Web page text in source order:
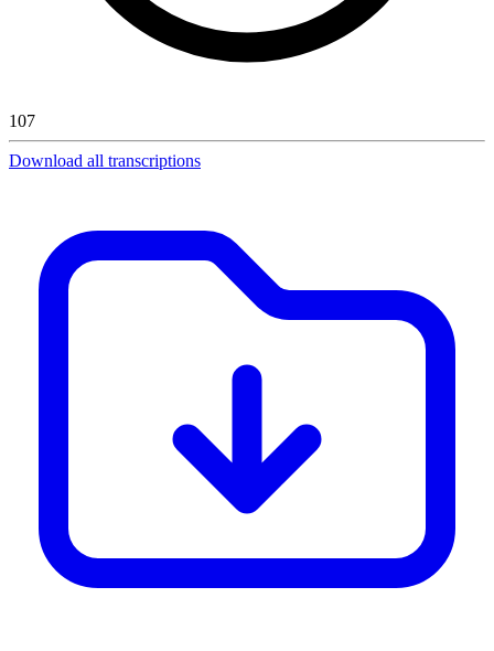
107
Download all transcriptions